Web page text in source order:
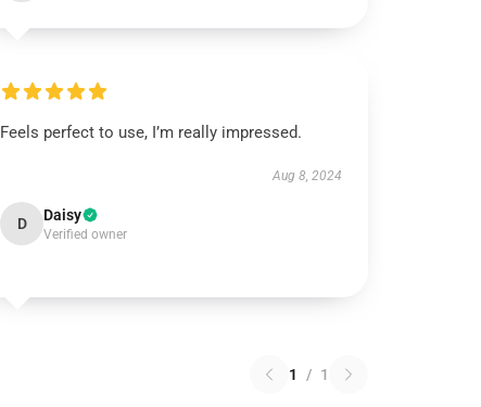
Feels perfect to use, I’m really impressed.
Aug 8, 2024
D Daisy
Verified owner
1 / 1